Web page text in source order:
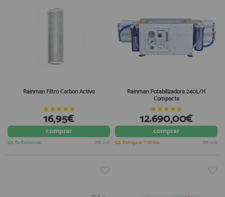
Rainman Filtro Carbón Activo
16,95€
comprar
En Existencias IVA incl.
Rainman Potabilizadora 240L/H
Compacta
12.690,00€
comprar
Entrega en 7-10 días IVA incl.